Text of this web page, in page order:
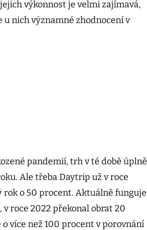
výkonnost je velmi zajímavá,
nich významné zhodnocení v
pandemií, trh v té době úplně
Ale třeba Daytrip už v roce
o 50 procent. Aktuálně funguje
roce 2022 překonal obrat 20
více než 100 procent v porovnání